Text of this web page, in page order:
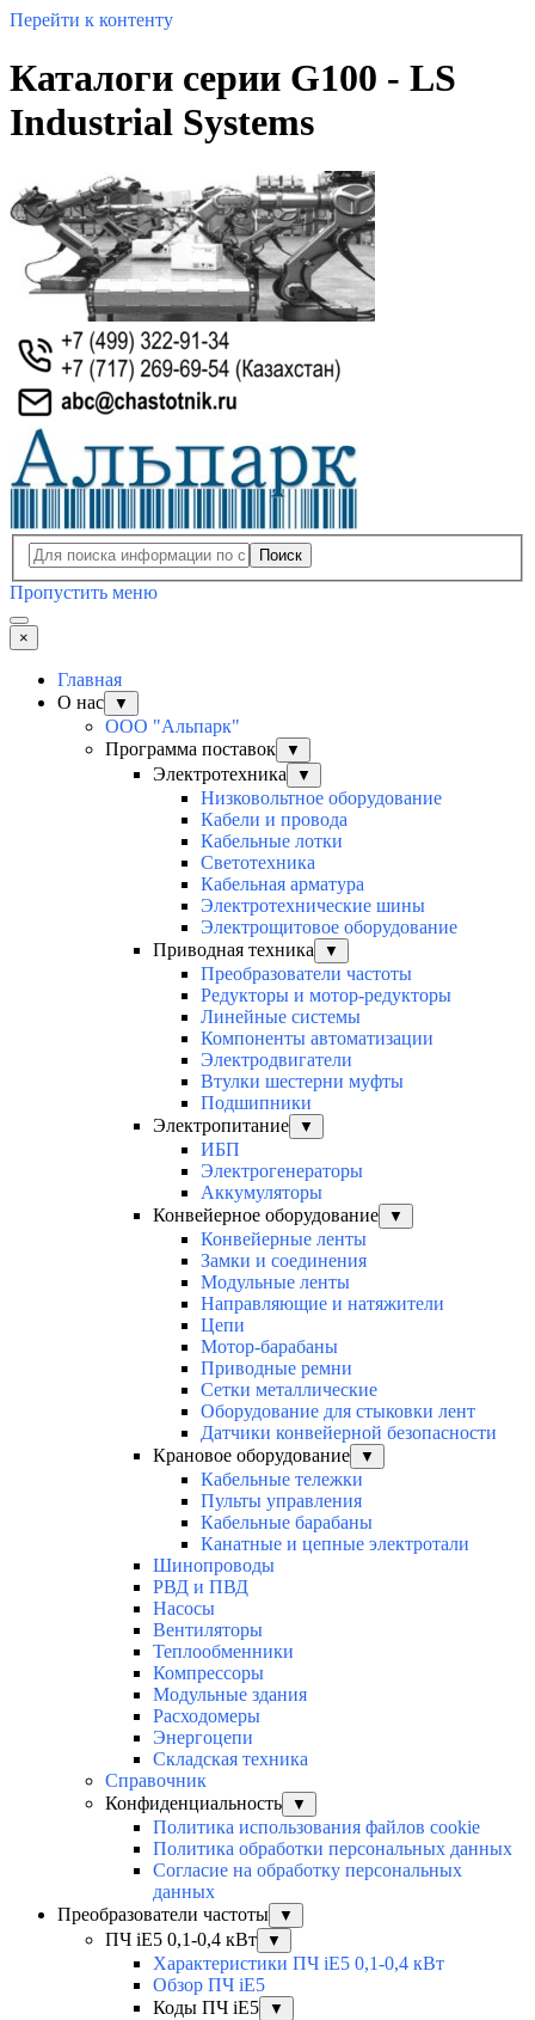
Перейти к контенту
Каталоги серии G100 - LS
Industrial Systems
Поиск
Пропустить меню
×
Главная
О нас
▼
ООО "Альпарк"
Программа поставок
▼
Электротехника ▼
Низковольтное оборудование
Кабели и провода
Кабельные лотки
Светотехника
Кабельная арматура
Электротехнические шины
Электрощитовое оборудование
Приводная техника
▼
Преобразователи частоты
Редукторы и мотор-редукторы
Линейные системы
Компоненты автоматизации
Электродвигатели
Втулки шестерни муфты
Подшипники
Электропитание
▼
ИБП
Электрогенераторы
Аккумуляторы
Конвейерное оборудование
▼
Конвейерные ленты
Замки и соединения
Модульные ленты
Направляющие и натяжители
Цепи
Мотор-барабаны
Приводные ремни
Сетки металлические
Оборудование для стыковки лент
Датчики конвейерной безопасности
Крановое оборудование
▼
Кабельные тележки
Пульты управления
Кабельные барабаны
Канатные и цепные электротали
Шинопроводы
РВД и ПВД
Насосы
Вентиляторы
Теплообменники
Компрессоры
Модульные здания
Расходомеры
Энергоцепи
Складская техника
Справочник
Конфиденциальность
▼
Политика использования файлов cookie
Политика обработки персональных данных
Согласие на обработку персональных
данных
Преобразователи частоты
▼
ПЧ iE5 0,1-0,4 кВт ▼
Характеристики ПЧ iE5 0,1-0,4 кВт
Обзор ПЧ iE5
Коды ПЧ iE5
▼